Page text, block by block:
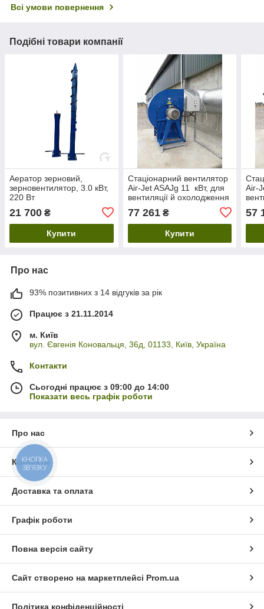
Всі умови повернення
Подібні товари компанії
Аератор зерновий,
зерновентилятор, 3.0 кВт,
220 Вт
21 700 ₴
Купити
Стаціонарний вентилятор
Aiг-Jet ASAJg 11 кВт, для
вентиляції й охолодження
77 261₴
Купити
Aiг-
57
Про нас
93% позитивних з 14 відгуків за рік
Працює з 21.11.2014
м. Київ
вул. Євгенія Коновальця, 36д, 01133, Київ, Україна
Контакти
Сьогодні працює з 09:00 до 14:00
Показати весь графік роботи
Про нас
Контакти
Доставка та оплата
Графік роботи
Повна версія сайту
Сайт створено на маркетплейсі Prom.ua
Політика конфіденційності
КНОПКА
ЗВ'ЯЗКУ